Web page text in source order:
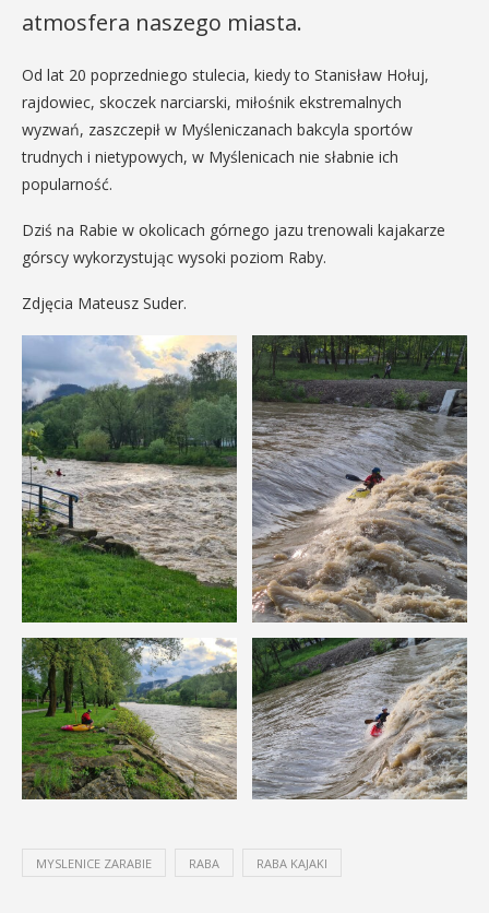
atmosfera naszego miasta.
Od lat 20 poprzedniego stulecia, kiedy to Stanisław Hołuj,
rajdowiec, skoczek narciarski, miłośnik ekstremalnych
wyzwań, zaszczepił w Myśleniczanach bakcyla sportów
trudnych i nietypowych, w Myślenicach nie słabnie ich
popularność.
Dziś na Rabie w okolicach górnego jazu trenowali kajakarze
górscy wykorzystując wysoki poziom Raby.
Zdjęcia Mateusz Suder.
MYSLENICE ZARABIE RABA RABA KAJAKI